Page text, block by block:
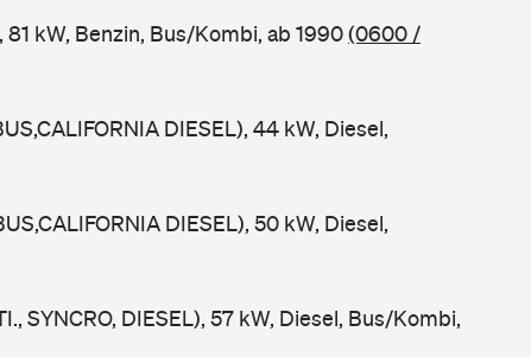
kW, Benzin, Bus/Kombi, ab 1990(0600 /
DIESEL), 44 kW, Diesel,
DIESEL), 50 kW, Diesel,
SYNCRO, DIESEL), 57 kW, Diesel, Bus/Kombi,